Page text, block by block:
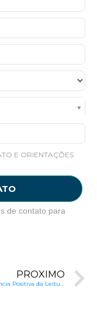
E ORIENTAÇÕES
de contato para
PRÓXIMO